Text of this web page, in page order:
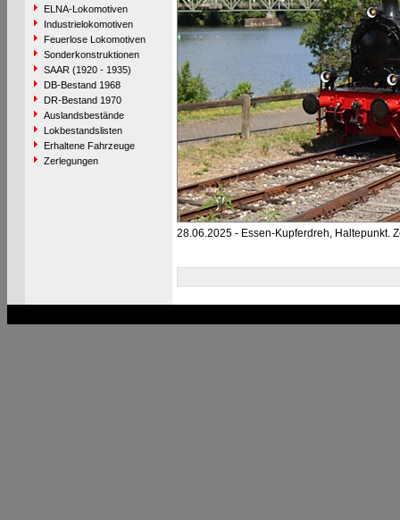
ELNA-Lokomotiven
Industrielokomotiven
Feuerlose Lokomotiven
Sonderkonstruktionen
SAAR (1920 - 1935)
DB-Bestand 1968
DR-Bestand 1970
Auslandsbestände
Lokbestandslisten
Erhaltene Fahrzeuge
Zerlegungen
28.06.2025 - Essen-Kupferdreh, Haltepunkt.